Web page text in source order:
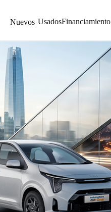
Nuevos UsadosFinanciamiento